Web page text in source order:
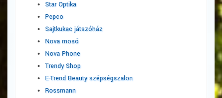
Star Optika
Pepco
Sajtkukac játszóház
Nova mosó
Nova Phone
Trendy Shop
E-Trend Beauty szépségszalon
Rossmann